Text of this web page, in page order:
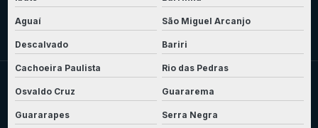
Aguaí São Miguel Arcanjo
Descalvado Bariri
Cachoeira Paulista Rio das Pedras
Osvaldo Cruz Guararema
Guararapes Serra Negra